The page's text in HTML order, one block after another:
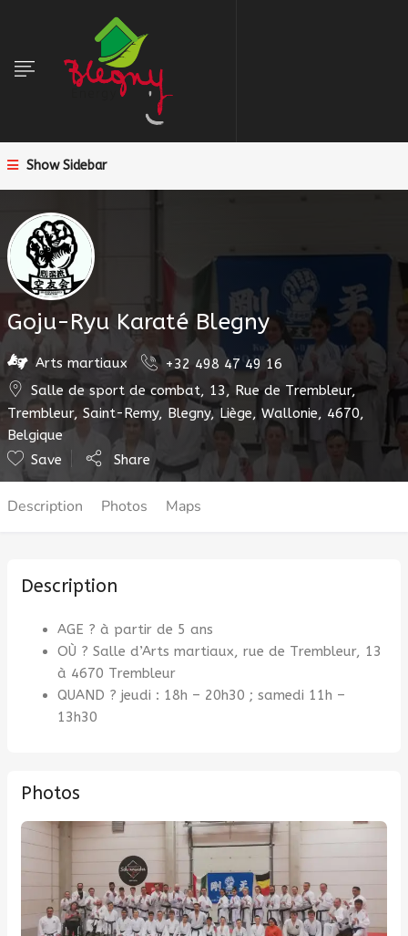
Show Sidebar
Goju-Ryu Karaté Blegny
Arts martiaux
+32 498 47 49 16
Salle de sport de combat, 13, Rue de Trembleur,
Trembleur, Saint-Remy, Blegny, Liège, Wallonie, 4670,
Belgique
Save
Share
Description Photos Maps
Description
AGE ? à partir de 5 ans
OÙ ? Salle d’Arts martiaux, rue de Trembleur, 13
à 4670 Trembleur
QUAND ? jeudi : 18h – 20h30 ; samedi 11h –
13h30
Photos